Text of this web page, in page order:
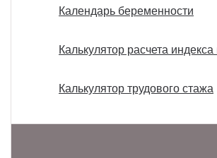
Календарь беременности
Калькулятор расчета
Калькулятор трудового стажа